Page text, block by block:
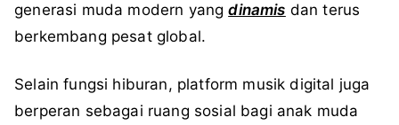
generasi muda modern yangdinamis dan terus
berkembang pesat global.
Selain fungsi hiburan, platform musik digital juga
berperan sebagai ruang sosial bagi anak muda